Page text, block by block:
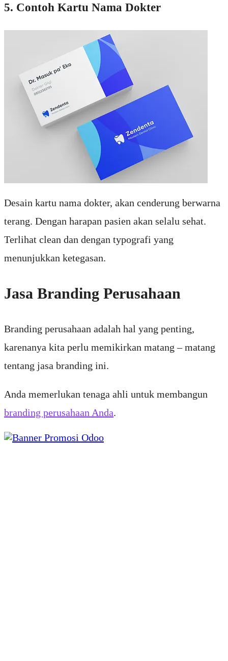
5. Contoh Kartu Nama Dokter
Desain kartu nama dokter, akan cenderung berwarna
terang. Dengan harapan pasien akan selalu sehat.
Terlihat clean dan dengan typografi yang
menunjukkan ketegasan.
Jasa Branding Perusahaan
Branding perusahaan adalah hal yang penting,
karenanya kita perlu memikirkan matang – matang
tentang jasa branding ini.
Anda memerlukan tenaga ahli untuk membangun
branding perusahaan Anda.